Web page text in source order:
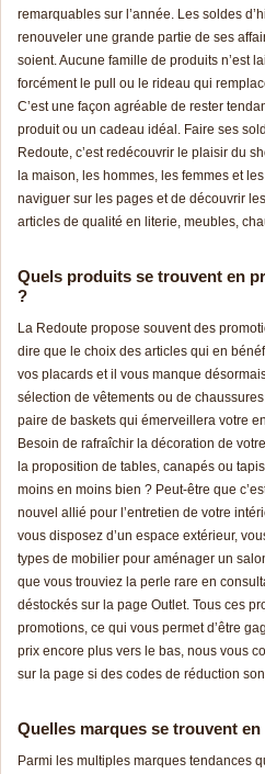
remarquables sur l’année. Les soldes
renouveler une grande partie de ses
soient. Aucune famille de produits n’est
forcément le pull ou le rideau qui
C’est une façon agréable de rester
produit ou un cadeau idéal. Faire ses
Redoute, c’est redécouvrir le plaisir du
la maison, les hommes, les femmes et
naviguer sur les pages et de découvrir
articles de qualité en literie, meubles,
Quels produits se trouvent en
?
La Redoute propose souvent des
dire que le choix des articles qui en
vos placards et il vous manque
sélection de vêtements ou de
paire de baskets qui émerveillera votre
Besoin de rafraîchir la décoration de
la proposition de tables, canapés ou
moins en moins bien ? Peut-être que
nouvel allié pour l’entretien de votre
vous disposez d’un espace extérieur,
types de mobilier pour aménager un
que vous trouviez la perle rare en
déstockés sur la page Outlet. Tous ces
promotions, ce qui vous permet d’être
prix encore plus vers le bas, nous vous
sur la page si des codes de réduction
Quelles marques se trouvent
Parmi les multiples marques tendances